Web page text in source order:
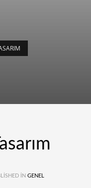
IN GENEL